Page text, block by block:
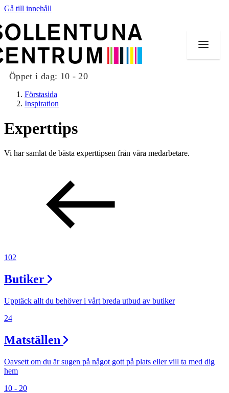
Gå till innehåll
Öppet i dag: 10 - 20
Butiker
Evenemang
Erbjudanden
Kundklubb
Sök
Praktisk information
Lediga jobb
Magasin
Förstasida
Inspiration
Experttips
Vi har samlat de bästa experttipsen från våra medarbetare.
102
Butiker
Upptäck allt du behöver i vårt breda utbud av butiker
24
Matställen
Oavsett om du är sugen på något gott på plats eller vill ta med dig
hem
10 - 20